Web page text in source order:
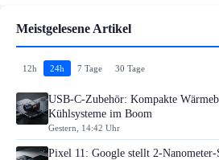
Meistgelesene Artikel
12h 24h 7 Tage 30 Tage
USB-C-Zubehör: Kompakte
Kühlsysteme im Boom
Gestern, 14:42 Uhr
Pixel 11: Google stellt 2-Nanometer-